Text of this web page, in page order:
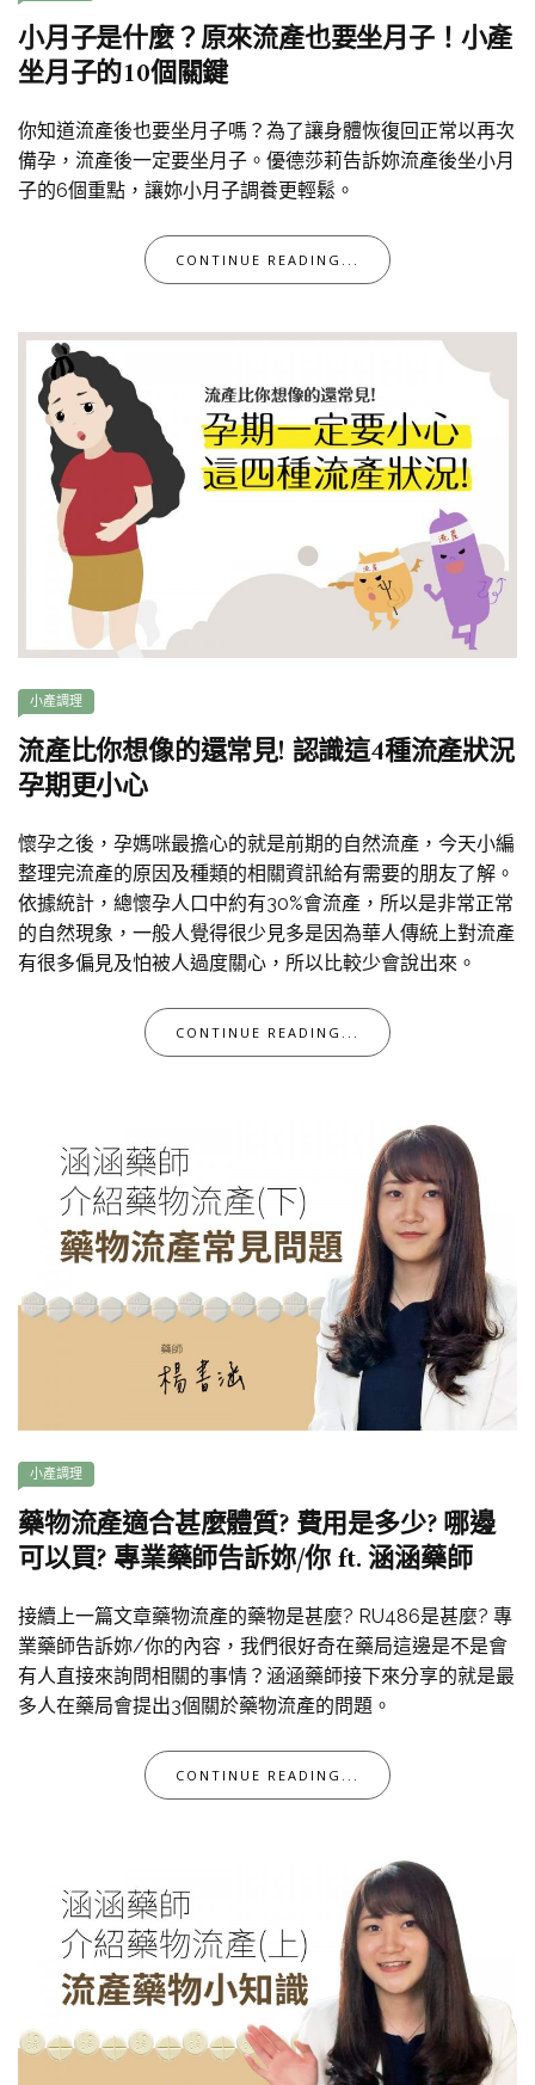
小月子是什麼？原來流產也要坐月子！小產
坐月子的10個關鍵
你知道流產後也要坐月子嗎？為了讓身體恢復回正常以再次
備孕，流產後一定要坐月子。優德莎莉告訴妳流產後坐小月
子的6個重點，讓妳小月子調養更輕鬆。
CONTINUE READING...
小產調理
流產比你想像的還常見! 認識這4種流產狀況
孕期更小心
懷孕之後，孕媽咪最擔心的就是前期的自然流產，今天小編
整理完流產的原因及種類的相關資訊給有需要的朋友了解。
依據統計，總懷孕人口中約有30%會流產，所以是非常正常
的自然現象，一般人覺得很少見多是因為華人傳統上對流產
有很多偏見及怕被人過度關心，所以比較少會說出來。
CONTINUE READING...
小產調理
藥物流產適合甚麼體質? 費用是多少? 哪邊
可以買? 專業藥師告訴妳/你 ft. 涵涵藥師
接續上一篇文章藥物流產的藥物是甚麼? RU486是甚麼? 專
業藥師告訴妳/你的內容，我們很好奇在藥局這邊是不是會
有人直接來詢問相關的事情？涵涵藥師接下來分享的就是最
多人在藥局會提出3個關於藥物流產的問題。
CONTINUE READING...